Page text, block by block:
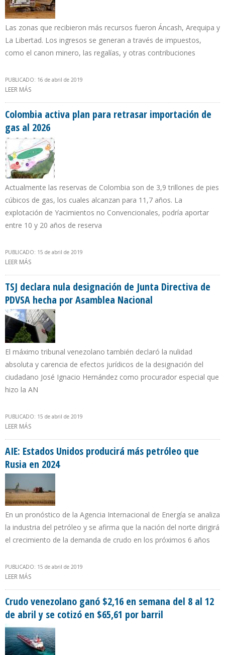
Las zonas que recibieron más recursos fueron Áncash, Arequipa y
La Libertad. Los ingresos se generan a través de impuestos,
como el canon minero, las regalías, y otras contribuciones
PUBLICADO: 16 de abril de 2019
LEER MÁS
Colombia activa plan para retrasar importación de
gas al 2026
Actualmente las reservas de Colombia son de 3,9 trillones de pies
cúbicos de gas, los cuales alcanzan para 11,7 años. La
explotación de Yacimientos no Convencionales, podría aportar
entre 10 y 20 años de reserva
PUBLICADO: 15 de abril de 2019
LEER MÁS
TSJ declara nula designación de Junta Directiva de
PDVSA hecha por Asamblea Nacional
El máximo tribunal venezolano también declaró la nulidad
absoluta y carencia de efectos jurídicos de la designación del
ciudadano José Ignacio Hernández como procurador especial que
hizo la AN
PUBLICADO: 15 de abril de 2019
LEER MÁS
AIE: Estados Unidos producirá más petróleo que
Rusia en 2024
En un pronóstico de la Agencia Internacional de Energía se analiza
la industria del petróleo y se afirma que la nación del norte dirigirá
el crecimiento de la demanda de crudo en los próximos 6 años
PUBLICADO: 15 de abril de 2019
LEER MÁS
Crudo venezolano ganó $2,16 en semana del 8 al 12
de abril y se cotizó en $65,61 por barril